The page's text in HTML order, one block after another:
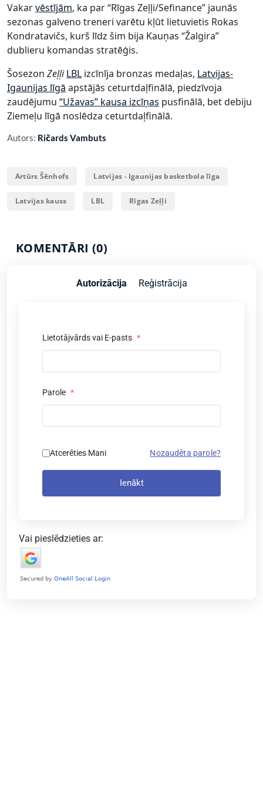
Vakarvēstījām, ka par “Rīgas Zeļļi/Sefinance” jaunās
sezonas galveno treneri varētu kļūt lietuvietis Rokas
Kondratavičs, kurš līdz šim bija Kauņas “Žalgira”
dublieru komandas stratēģis.
Šosezon Zeļļi LBL izcīnīja bronzas medaļas, Latvijas-
Igaunijas līgā apstājās ceturtdaļfinālā, piedzīvoja
zaudējumu “Užavas” kausa izcīņas pusfinālā, bet debiju
Ziemeļu līgā noslēdza ceturtdaļfinālā.
Autors: Ričards Vambuts
Artūrs Šēnhofs Latvijas - Igaunijas basketbola līga
Latvijas kauss LBL Rīgas Zeļļi
KOMENTĀRI (0)
Autorizācija Reģistrācija
Lietotājvārds vai E-pasts *
Parole *
Atcerēties Mani Nozaudēta parole?
Ienākt
Vai pieslēdzieties ar: